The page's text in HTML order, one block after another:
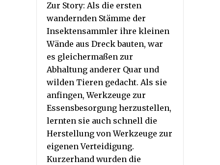
Zur Story: Als die ersten
wandernden Stämme der
Insektensammler ihre kleinen
Wände aus Dreck bauten, war
es gleichermaßen zur
Abhaltung anderer Quar und
wilden Tieren gedacht. Als sie
anfingen, Werkzeuge zur
Essensbesorgung herzustellen,
lernten sie auch schnell die
Herstellung von Werkzeuge zur
eigenen Verteidigung.
Kurzerhand wurden die